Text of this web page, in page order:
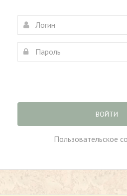
ВОЙТИ
Пользовательское